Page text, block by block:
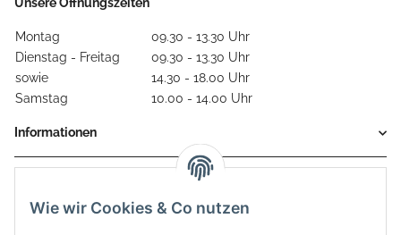
Wie wir Cookies & Co nutzen
Montag
09.30 - 13.30 Uhr
Dienstag - Freitag
09.30 - 13.30 Uhr
sowie
14.30 - 18.00 Uhr
Samstag
10.00 - 14.00 Uhr
Informationen